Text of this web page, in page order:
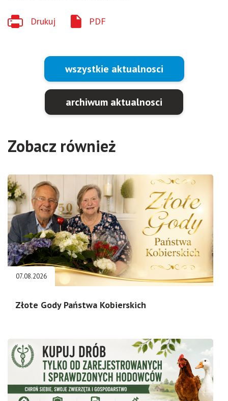
Drukuj PDF
wszystkie aktualnosci
archiwum aktualnosci
Zobacz również
07.08.2026
Złote Gody Państwa Kobierskich